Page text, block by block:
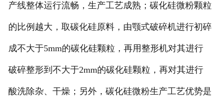
产线整体运行流畅，生产工艺成熟；碳化硅微粉颗粒
的比例越大，取碳化硅原料，由颚式破碎机进行初碎
成不大于5mm的碳化硅颗粒，再用整形机对其进行
破碎整形到不大于2mm的碳化硅颗粒，再对其进行
酸洗除杂、干燥；另外，碳化硅微粉生产工艺优势是